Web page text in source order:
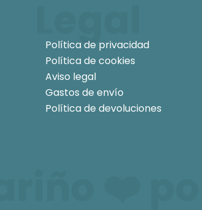
Política de privacidad
Política de cookies
Aviso legal
Gastos de envío
Política de devoluciones